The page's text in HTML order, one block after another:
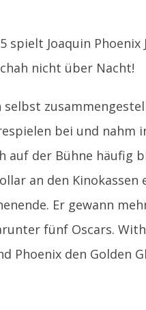
spielt Joaquin
nicht über Nacht!
bei und nahm
auf der Bühne häufig
an den Kinokassen
Er gewann
fünf Oscars.
Phoenix den Golden